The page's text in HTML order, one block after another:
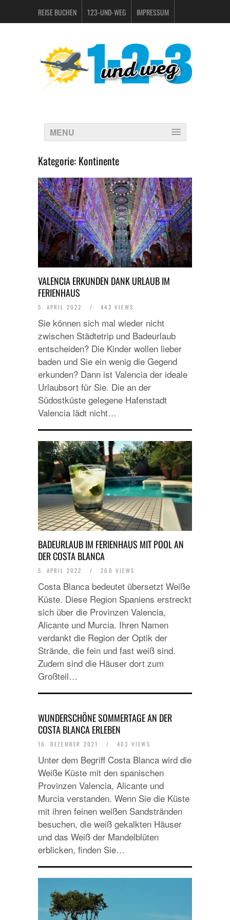
REISE BUCHEN 123-UND-WEG IMPRESSUM
MENU
Kategorie: Kontinente
VALENCIA ERKUNDEN DANK URLAUB IM
FERIENHAUS
5. APRIL 2022 / 443 VIEWS
Sie können sich mal wieder nicht
zwischen Städtetrip und Badeurlaub
entscheiden? Die Kinder wollen lieber
baden und Sie ein wenig die Gegend
erkunden? Dann ist Valencia der ideale
Urlaubsort für Sie. Die an der
Südostküste gelegene Hafenstadt
Valencia lädt nicht…
BADEURLAUB IM FERIENHAUS MIT POOL AN
DER COSTA BLANCA
5. APRIL 2022 / 260 VIEWS
Costa Blanca bedeutet übersetzt Weiße
Küste. Diese Region Spaniens erstreckt
sich über die Provinzen Valencia,
Alicante und Murcia. Ihren Namen
verdankt die Region der Optik der
Strände, die fein und fast weiß sind.
Zudem sind die Häuser dort zum
Großteil…
WUNDERSCHÖNE SOMMERTAGE AN DER
COSTA BLANCA ERLEBEN
16. DEZEMBER 2021 / 403 VIEWS
Unter dem Begriff Costa Blanca wird die
Weiße Küste mit den spanischen
Provinzen Valencia, Alicante und
Murcia verstanden. Wenn Sie die Küste
mit ihren feinen weißen Sandstränden
besuchen, die weiß gekalkten Häuser
und das Weiß der Mandelblüten
erblicken, finden Sie…